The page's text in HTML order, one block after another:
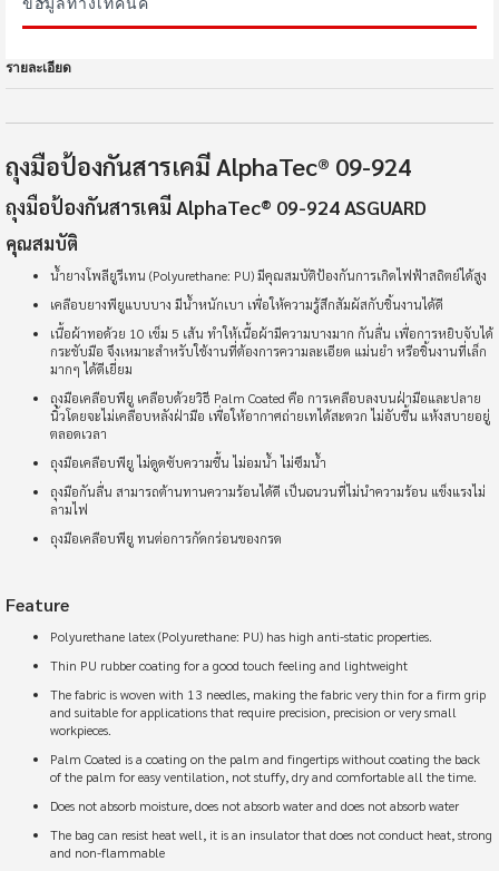
ข้อมูลทางเทคนิค
รายละเอียด
ถุงมือป้องกันสารเคมี AlphaTec® 09-924
ถุงมือป้องกันสารเคมี AlphaTec® 09-924 ASGUARD
คุณสมบัติ
น้ำยางโพลียูรีเทน (Polyurethane: PU) มีคุณสมบัติป้องกันการเกิดไฟฟ้าสถิตย์ได้สูง
เคลือบยางพียูแบบบาง มีน้ำหนักเบา เพื่อให้ความรู้สึกสัมผัสกับชิ้นงานได้ดี
เนื้อผ้าทอด้วย 10 เข็ม 5 เส้น ทำให้เนื้อผ้ามีความบางมาก กันลื่น เพื่อการหยิบจับได้
กระชับมือ จึงเหมาะสำหรับใช้งานที่ต้องการความละเอียด แม่นยำ หรือชิ้นงานที่เล็ก
มากๆ ได้ดีเยี่ยม
ถุงมือเคลือบพียู เคลือบด้วยวิธี Palm Coated คือ การเคลือบลงบนฝ่ามือและปลาย
นิ้วโดยจะไม่เคลือบหลังฝ่ามือ เพื่อให้อากาศถ่ายเทได้สะดวก ไม่อับชื้น แห้งสบายอยู่
ตลอดเวลา
ถุงมือเคลือบพียู ไม่ดูดซับความชื้น ไม่อมน้ำ ไม่ซึมน้ำ
ถุงมือกันลื่น สามารถต้านทานความร้อนได้ดี เป็นฉนวนที่ไม่นำความร้อน แข็งแรงไม่
ลามไฟ
ถุงมือเคลือบพียู ทนต่อการกัดกร่อนของกรด
Feature
Polyurethane latex (Polyurethane: PU) has high anti-static properties.
Thin PU rubber coating for a good touch feeling and lightweight
The fabric is woven with 13 needles, making the fabric very thin for a firm grip
and suitable for applications that require precision, precision or very small
workpieces.
Palm Coated is a coating on the palm and fingertips without coating the back
of the palm for easy ventilation, not stuffy, dry and comfortable all the time.
Does not absorb moisture, does not absorb water and does not absorb water
The bag can resist heat well, it is an insulator that does not conduct heat, strong
and non-flammable